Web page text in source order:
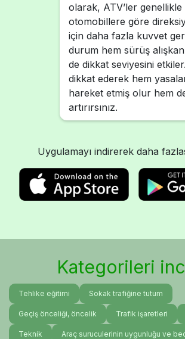
olarak, ATV’ler
otomobillere göre
için daha fazla kuvvet
durum hem sürüş
de dikkat seviyesini
dikkat ederek hem
hareket etmiş olur hem
artırırsınız.
Uygulamayı indirerek daha
Kategorileri
Tehlike eğitimi Sokak trafiğine tutum
Geçiş önceliği, öncelik Trafik işaretleri
Teknik Araç suruculerinin uygunluğu ve